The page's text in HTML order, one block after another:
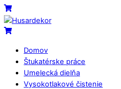
Skip
to
content
Menu
Cart
Cart
Domov
Štukatérske práce
Umelecká dielňa
Vysokotlakové čistenie